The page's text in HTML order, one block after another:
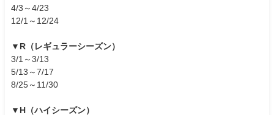
4/3～4/23
12/1～12/24
▼R（レギュラーシーズン）
3/1～3/13
5/13～7/17
8/25～11/30
▼H（ハイシーズン）